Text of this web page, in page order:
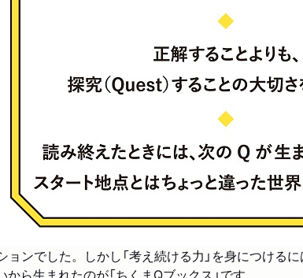
ンでした。しかし「考え続ける力」を身につける
生まれたのが「ちくまQブックス」です。